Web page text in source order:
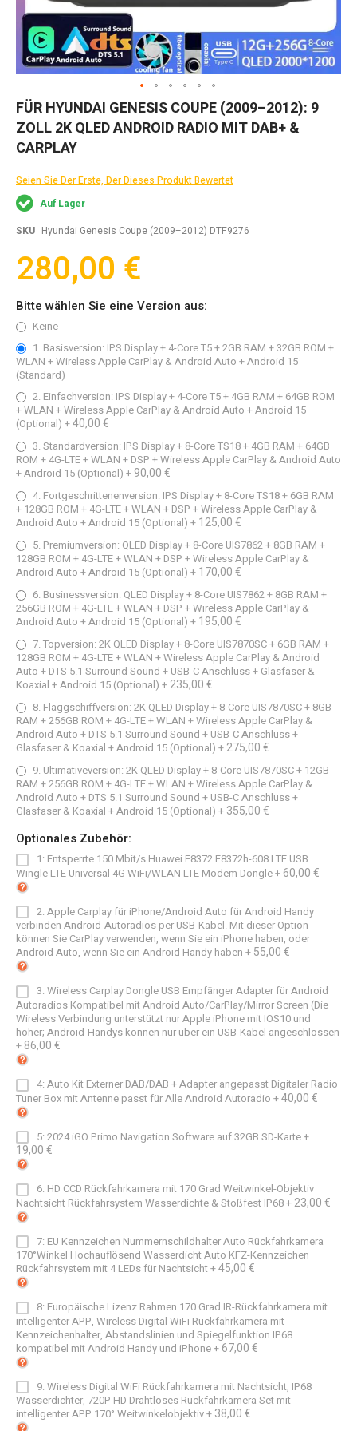
Zum
der
Bildgalerie
FÜR HYUNDAI GENESIS COUPE (2009–2012): 9
ZOLL 2K QLED ANDROID RADIO MIT DAB+ &
CARPLAY
Seien Sie Der Erste, Der Dieses Produkt Bewertet
Auf Lager
SKU Hyundai Genesis Coupe (2009–2012) DTF9276
280,00 €
Bitte wählen Sie eine Version aus:
Keine
1. Basisversion: IPS Display + 4-Core T5 + 2GB RAM + 32GB ROM +
WLAN + Wireless Apple CarPlay & Android Auto + Android 15
(Standard)
2. Einfachversion: IPS Display + 4-Core T5 + 4GB RAM + 64GB ROM
+ WLAN + Wireless Apple CarPlay & Android Auto + Android 15
(Optional) +40,00 €
3. Standardversion: IPS Display + 8-Core TS18 + 4GB RAM + 64GB
ROM + 4G-LTE + WLAN + DSP + Wireless Apple CarPlay & Android Auto
+ Android 15 (Optional) + 90,00 €
4. Fortgeschrittenenversion: IPS Display + 8-Core TS18 + 6GB RAM
+ 128GB ROM + 4G-LTE + WLAN + DSP + Wireless Apple CarPlay &
Android Auto + Android 15 (Optional) + 125,00 €
5. Premiumversion: QLED Display + 8-Core UIS7862 + 8GB RAM +
128GB ROM + 4G-LTE + WLAN + DSP + Wireless Apple CarPlay &
Android Auto + Android 15 (Optional) + 170,00 €
6. Businessversion: QLED Display + 8-Core UIS7862 + 8GB RAM +
256GB ROM + 4G-LTE + WLAN + DSP + Wireless Apple CarPlay &
Android Auto + Android 15 (Optional) + 195,00 €
7. Topversion: 2K QLED Display + 8-Core UIS7870SC + 6GB RAM +
128GB ROM + 4G-LTE + WLAN + Wireless Apple CarPlay & Android
Auto + DTS 5.1 Surround Sound + USB-C Anschluss + Glasfaser &
Koaxial + Android 15 (Optional) +235,00 €
8. Flaggschiffversion: 2K QLED Display + 8-Core UIS7870SC + 8GB
RAM + 256GB ROM + 4G-LTE + WLAN + Wireless Apple CarPlay &
Android Auto + DTS 5.1 Surround Sound + USB-C Anschluss +
Glasfaser & Koaxial + Android 15 (Optional) +275,00 €
9. Ultimativeversion: 2K QLED Display + 8-Core UIS7870SC + 12GB
RAM + 256GB ROM + 4G-LTE + WLAN + Wireless Apple CarPlay &
Android Auto + DTS 5.1 Surround Sound + USB-C Anschluss +
Glasfaser & Koaxial + Android 15 (Optional) + 355,00 €
Optionales Zubehör:
1: Entsperrte 150 Mbit/s Huawei E8372 E8372h-608 LTE USB
Wingle LTE Universal 4G WiFi/WLAN LTE Modem Dongle+60,00 €
2: Apple Carplay für iPhone/Android Auto für Android Handy
verbinden Android-Autoradios per USB-Kabel. Mit dieser Option
können Sie CarPlay verwenden, wenn Sie ein iPhone haben, oder
Android Auto, wenn Sie ein Android Handy haben + 55,00 €
3: Wireless Carplay Dongle USB Empfänger Adapter für Android
Autoradios Kompatibel mit Android Auto/CarPlay/Mirror Screen (Die
Wireless Verbindung unterstützt nur Apple iPhone mit IOS10 und
höher; Android-Handys können nur über ein USB-Kabel angeschlossen
+ 86,00 €
4: Auto Kit Externer DAB/DAB + Adapter angepasst Digitaler Radio
Tuner Box mit Antenne passt für Alle Android Autoradio +40,00 €
5: 2024 iGO Primo Navigation Software auf 32GB SD-Karte+
19,00 €
6: HD CCD Rückfahrkamera mit 170 Grad Weitwinkel-Objektiv
Nachtsicht Rückfahrsystem Wasserdichte & Stoßfest IP68+23,00 €
7: EU Kennzeichen Nummernschildhalter Auto Rückfahrkamera
170°Winkel Hochauflösend Wasserdicht Auto KFZ-Kennzeichen
Rückfahrsystem mit 4 LEDs für Nachtsicht+45,00 €
8: Europäische Lizenz Rahmen 170 Grad IR-Rückfahrkamera mit
intelligenter APP, Wireless Digital WiFi Rückfahrkamera mit
Kennzeichenhalter, Abstandslinien und Spiegelfunktion IP68
kompatibel mit Android Handy und iPhone+67,00 €
9: Wireless Digital WiFi Rückfahrkamera mit Nachtsicht, IP68
Wasserdichter, 720P HD Drahtloses Rückfahrkamera Set mit
intelligenter APP 170° Weitwinkelobjektiv+ 38,00 €